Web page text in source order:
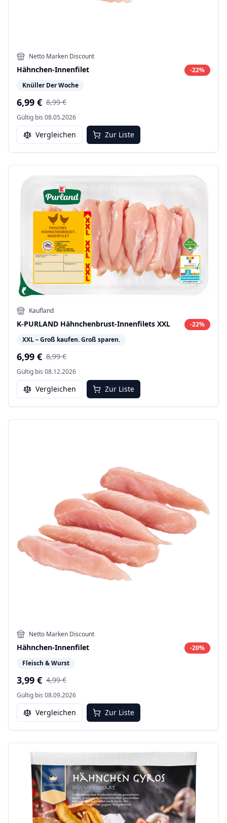
Netto Marken Discount
Hähnchen-Innenfilet -22%
Knüller Der Woche
6,99 € 8,99 €
Gültig bis 08.05.2026
Vergleichen Zur Liste
Kaufland
K-PURLAND Hähnchenbrust-Innenfilets XXL -22%
XXL – Groß kaufen. Groß sparen.
6,99 € 8,99 €
Gültig bis 08.12.2026
Vergleichen Zur Liste
Netto Marken Discount
Hähnchen-Innenfilet -20%
Fleisch & Wurst
3,99 € 4,99 €
Gültig bis 08.09.2026
Vergleichen Zur Liste